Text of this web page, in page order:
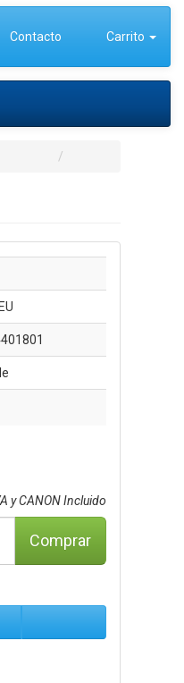
Contacto Carrito
y CANON Incluido
Comprar